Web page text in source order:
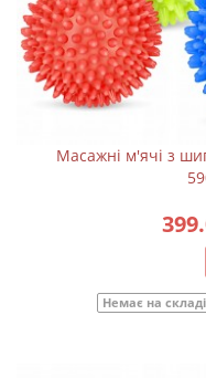
Масажні м'ячі з
Немає на складі